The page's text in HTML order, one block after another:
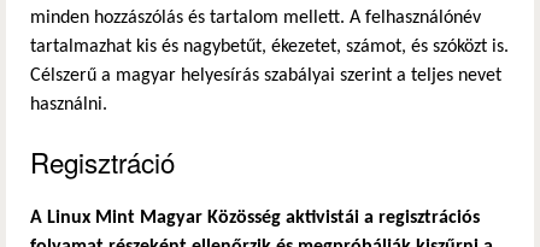
minden hozzászólás és tartalom mellett. A felhasználónév
tartalmazhat kis és nagybetűt, ékezetet, számot, és szóközt is.
Célszerű a magyar helyesírás szabályai szerint a teljes nevet
használni.
Regisztráció
A Linux Mint Magyar Közösség aktivistái a regisztrációs